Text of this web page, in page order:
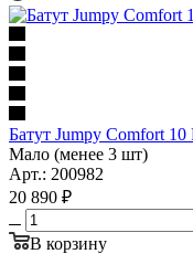
Батут Jumpy Comfort
Мало (менее 3 шт)
Арт.: 200982
20 890 ₽
В корзину